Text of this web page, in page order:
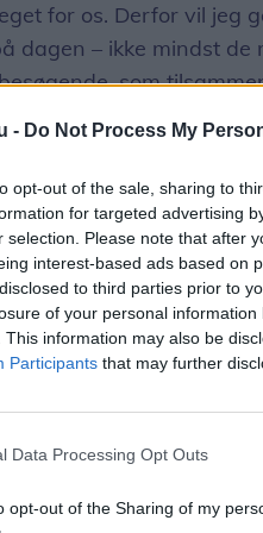
- Do Not Process My
opt-out of the sale, sharing to
for targeted advertising
selection. Please note that after
interest-based ads based on
to third parties prior to
of your personal
This information may also be
Participants that may further
Data Processing Opt Outs
opt-out of the Sharing of my
for os. Derfor vil jeg
dagen – ikke mindst de
som
og et vellykket dyrskue,
Vigsø.
om side
tradition og
dyregrupper trak
viste, at
teknik, udvikling og